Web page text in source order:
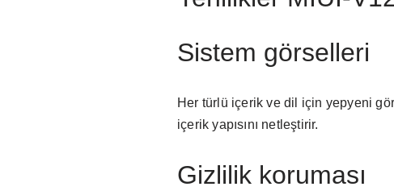
Sistem görselleri
Her türlü içerik ve dil için yepyeni
içerik yapısını netleştirir.
Gizlilik koruması